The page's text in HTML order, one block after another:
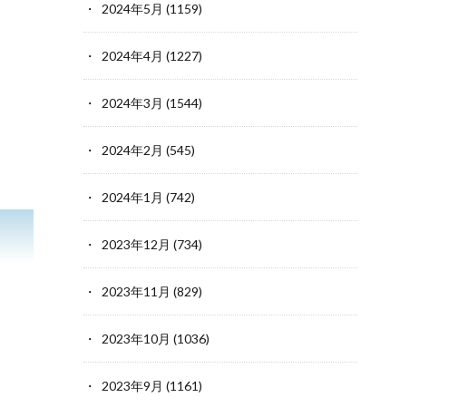
2024年5月 (1159)
2024年4月 (1227)
2024年3月 (1544)
2024年2月 (545)
2024年1月 (742)
2023年12月 (734)
2023年11月 (829)
2023年10月 (1036)
2023年9月 (1161)